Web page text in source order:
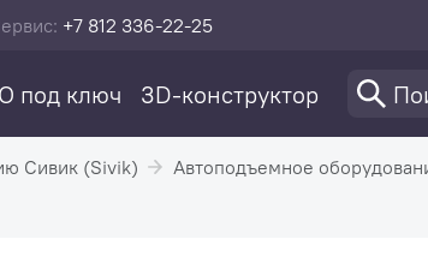
+7 812 336-22-25
под ключ 3D-конструктор
Сивик (Sivik) Автоподъемное